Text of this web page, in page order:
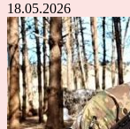
18.05.2026